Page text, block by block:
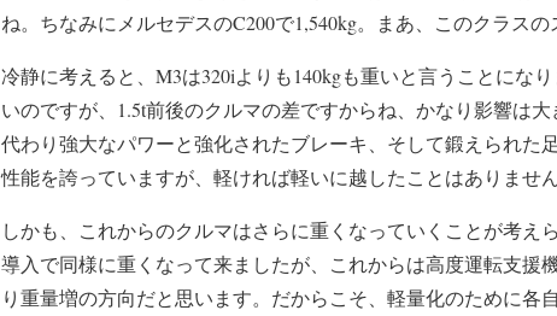
ね。ちなみにメルセデスのC200で1,540kg。まあ、このクラスの
冷静に考えると、M3は320iよりも140kgも重いと言うことにな
いのですが、1.5t前後のクルマの差ですからね、かなり影響は
代わり強大なパワーと強化されたブレーキ、そして鍛えられた
性能を誇っていますが、軽ければ軽いに越したことはありません
しかも、これからのクルマはさらに重くなっていくことが考
導入で同様に重くなって来ましたが、これからは高度運転支援
り重量増の方向だと思います。だからこそ、軽量化のために各